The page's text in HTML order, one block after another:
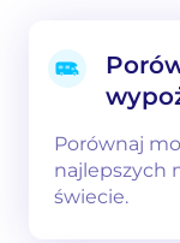
Porównaj
najlepszych
świecie.